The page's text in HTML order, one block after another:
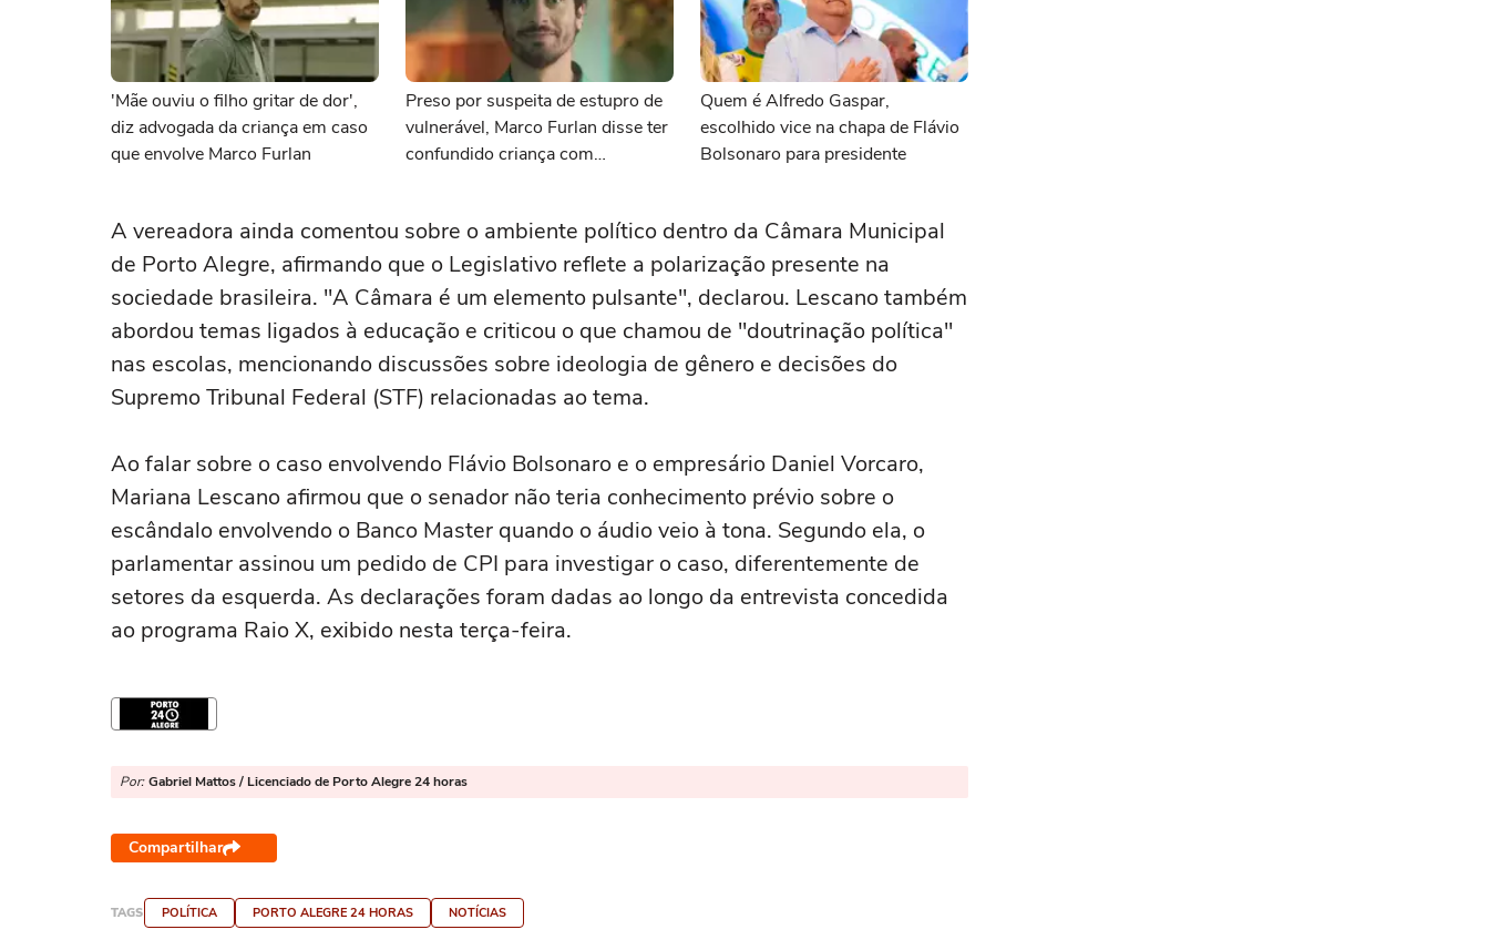
'Mãe ouviu o filho gritar de dor',
diz advogada da criança em caso
que envolve Marco Furlan
Preso por suspeita de estupro de
vulnerável, Marco Furlan disse ter
confundido criança com
Quem é Alfredo Gaspar,
escolhido vice na chapa de Flávio
Bolsonaro para presidente
A vereadora ainda comentou sobre o ambiente político dentro da Câmara Municipal
de Porto Alegre, afirmando que o Legislativo reflete a polarização presente na
sociedade brasileira. "A Câmara é um elemento pulsante", declarou. Lescano também
abordou temas ligados à educação e criticou o que chamou de "doutrinação política"
nas escolas, mencionando discussões sobre ideologia de gênero e decisões do
Supremo Tribunal Federal (STF) relacionadas ao tema.
Ao falar sobre o caso envolvendo Flávio Bolsonaro e o empresário Daniel Vorcaro,
Mariana Lescano afirmou que o senador não teria conhecimento prévio sobre o
escândalo envolvendo o Banco Master quando o áudio veio à tona. Segundo ela, o
parlamentar assinou um pedido de CPI para investigar o caso, diferentemente de
setores da esquerda. As declarações foram dadas ao longo da entrevista concedida
ao programa Raio X, exibido nesta terça-feira.
Por: Gabriel Mattos / Licenciado de Porto Alegre 24 horas
Compartilhar
TAGS POLÍTICA PORTO ALEGRE 24 HORAS NOTÍCIAS